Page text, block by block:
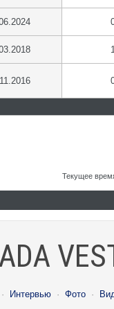
Текущее
· Интервью · Фото ·